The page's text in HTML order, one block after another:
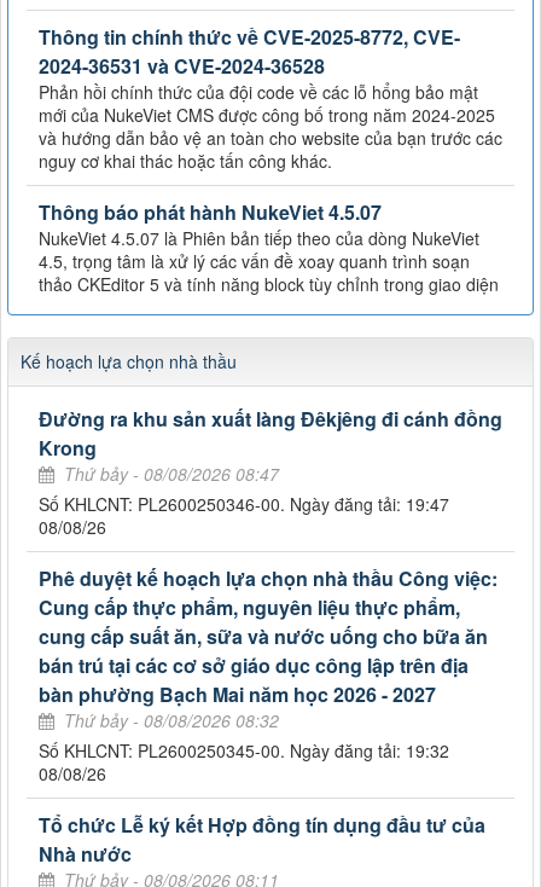
Thông tin chính thức về CVE-2025-8772, CVE-
2024-36531 và CVE-2024-36528
Phản hồi chính thức của đội code về các lỗ hổng bảo mật
mới của NukeViet CMS được công bố trong năm 2024-2025
và hướng dẫn bảo vệ an toàn cho website của bạn trước các
nguy cơ khai thác hoặc tấn công khác.
Thông báo phát hành NukeViet 4.5.07
NukeViet 4.5.07 là Phiên bản tiếp theo của dòng NukeViet
4.5, trọng tâm là xử lý các vấn đề xoay quanh trình soạn
thảo CKEditor 5 và tính năng block tùy chỉnh trong giao diện
Kế hoạch lựa chọn nhà thầu
Đường ra khu sản xuất làng Đêkjêng đi cánh đồng
Krong
Thứ bảy - 08/08/2026 08:47
Số KHLCNT: PL2600250346-00. Ngày đăng tải: 19:47
08/08/26
Phê duyệt kế hoạch lựa chọn nhà thầu Công việc:
Cung cấp thực phẩm, nguyên liệu thực phẩm,
cung cấp suất ăn, sữa và nước uống cho bữa ăn
bán trú tại các cơ sở giáo dục công lập trên địa
bàn phường Bạch Mai năm học 2026 - 2027
Thứ bảy - 08/08/2026 08:32
Số KHLCNT: PL2600250345-00. Ngày đăng tải: 19:32
08/08/26
Tổ chức Lễ ký kết Hợp đồng tín dụng đầu tư của
Nhà nước
Thứ bảy - 08/08/2026 08:11